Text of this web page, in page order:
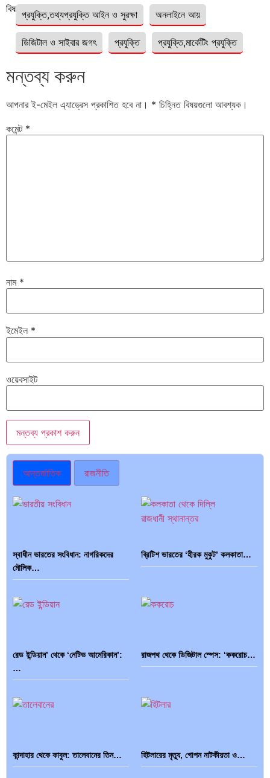
বিষয়ঃ প্রযুক্তি,তথ্যপ্রযুক্তি আইন ও সুরক্ষা অনলাইনে আয়
ডিজিটাল ও সাইবার জগৎ প্রযুক্তি প্রযুক্তি,মার্কেটিং প্রযুক্তি
মন্তব্য করুন
আপনার ই-মেইল এ্যাড্রেস প্রকাশিত হবে না। * চিহ্নিত বিষয়গুলো আবশ্যক।
কমেন্ট *
নাম *
ইমেইল *
ওয়েবসাইট
আন্তর্জাতিক রাজনীতি
স্বাধীন ভারতের সংবিধান: নাগরিকদের
মৌলিক…
ব্রিটিশ ভারতের ‘হীরক মুকুট’ কলকাতা…
রেড ইন্ডিয়ান’ থেকে ‘নেটিভ আমেরিকান’:
…
রাজপথ থেকে ডিজিটাল স্পেস: ‘ককরোচ…
কান্দাহার থেকে কাবুল: তালেবানের তিন… হিটলারের মৃত্যু, গোপন নাটকীয়তা ও…